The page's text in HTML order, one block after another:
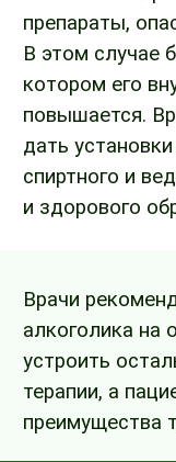
препараты,
В этом случае
котором его
повышается.
дать
спиртного и
и здорового
Врачи
алкоголика на
устроить
терапии, а
преимущества